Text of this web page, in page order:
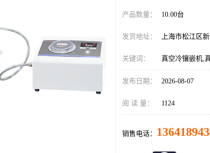
产品数量： 10.00台
发货地址： 上海市松江区
关键词： 真空冷镶嵌机,
发布日期： 2026-08-07
阅 读 量： 1124
销售电话：